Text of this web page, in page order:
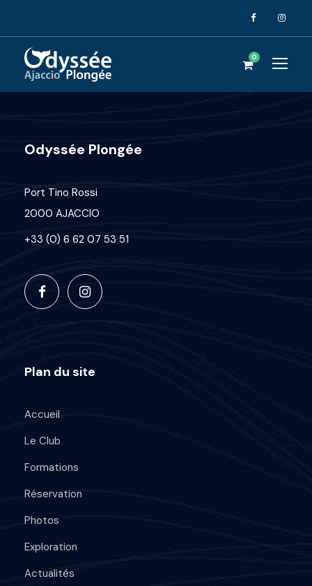
0
Odyssée Plongée
Port Tino Rossi
2000 AJACCIO
+33 (0) 6 62 07 53 51
Plan du site
Accueil
Le Club
Formations
Réservation
Photos
Exploration
Actualités